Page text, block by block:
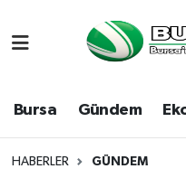
Bursa Gündem
HABERLER GÜNDEM
Bursa
Dünya
Hava Durumu
Namaz Vakitleri